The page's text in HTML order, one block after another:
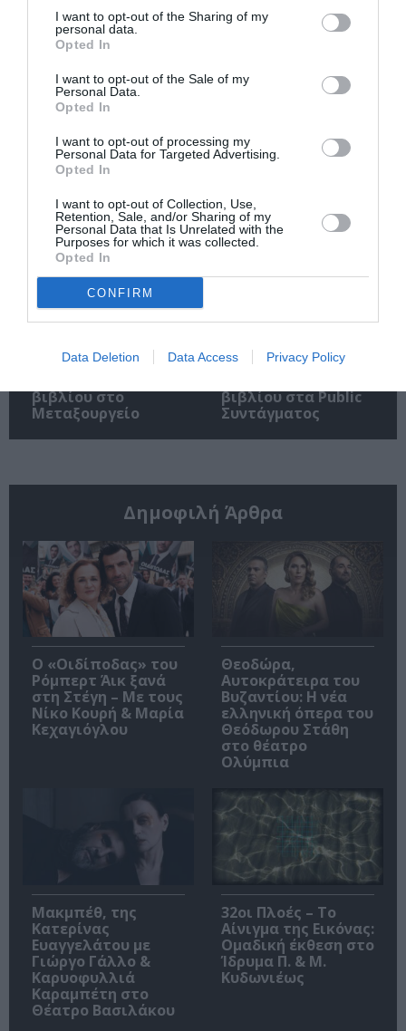
I want to opt-out of the Sharing of my
personal data.
Opted In
I want to opt-out of the Sale of my
Personal Data.
Opted In
I want to opt-out of processing my
Personal Data for Targeted Advertising.
Opted In
I want to opt-out of Collection, Use,
Retention, Sale, and/or Sharing of my
Personal Data that Is Unrelated with the
Purposes for which it was collected.
Opted In
CONFIRM
Data Deletion Data Access Privacy Policy
Η μακρά λίστα με
τις υποψηφιότητες
για το Βραβείο
Booker 2026
2026 στο Ναύπλιο
την αποστασία,
Ιουλιανά 1965»:
βιβλίου στο
Μεταξουργείο
– Ανακρίνοντας το
Σκοτάδι:
βιβλίου στα Public
Συντάγματος
Δημοφιλή Άρθρα
O «Οιδίποδας» του
Ρόμπερτ Άικ ξανά
στη Στέγη – Με τους
Νίκο Κουρή & Μαρία
Κεχαγιόγλου
Θεοδώρα,
Αυτοκράτειρα του
Βυζαντίου: Η νέα
ελληνική όπερα του
Θεόδωρου Στάθη
στο θέατρο
Ολύμπια
Μακμπέθ, της
Κατερίνας
Ευαγγελάτου με
Γιώργο Γάλλο &
Καρυοφυλλιά
Καραμπέτη στο
Θέατρο Βασιλάκου
32οι Πλοές – Το
Αίνιγμα της Εικόνας:
Ομαδική έκθεση στο
Ίδρυμα Π. & Μ.
Κυδωνιέως